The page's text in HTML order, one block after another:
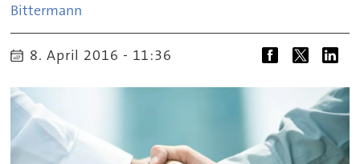
Bittermann
8. April 2016 - 11:36